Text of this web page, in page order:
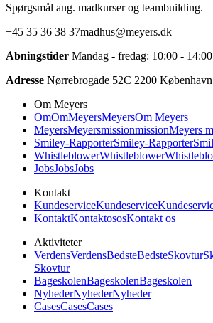
Spørgsmål ang. madkurser og teambuilding.
Adresse Nørrebrogade 52C 2200
Åbningstider Mandag - fredag: 10:00 - 14:00
+45 35 36 38 37madhus@meyers.dk
Om Meyers
OmOmMeyersMeyersOm Meyers
MeyersMeyersmissionmissionMeyers
Smiley-RapporterSmiley-Rapporter
WhistleblowerWhistleblower
JobsJobsJobs
Kontakt
KundeserviceKundeservice
KontaktKontaktososKontakt os
Aktiviteter
VerdensVerdensBedsteBedsteSkovtur
Skovtur
BageskolenBageskolenBageskolen
NyhederNyhederNyheder
CasesCasesCases